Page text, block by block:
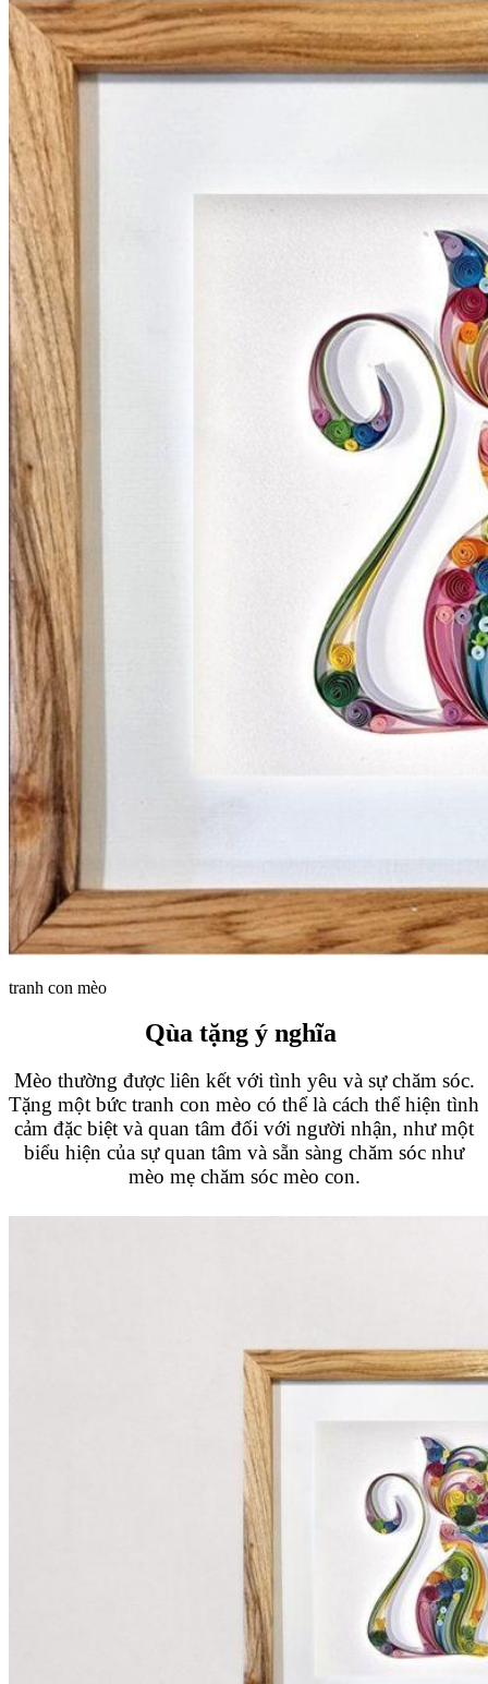
tranh con mèo
Qùa tặng ý nghĩa
Mèo thường được liên kết với tình yêu và sự chăm sóc.
Tặng một bức tranh con mèo có thể là cách thể hiện tình
cảm đặc biệt và quan tâm đối với người nhận, như một
biểu hiện của sự quan tâm và sẵn sàng chăm sóc như
mèo mẹ chăm sóc mèo con.